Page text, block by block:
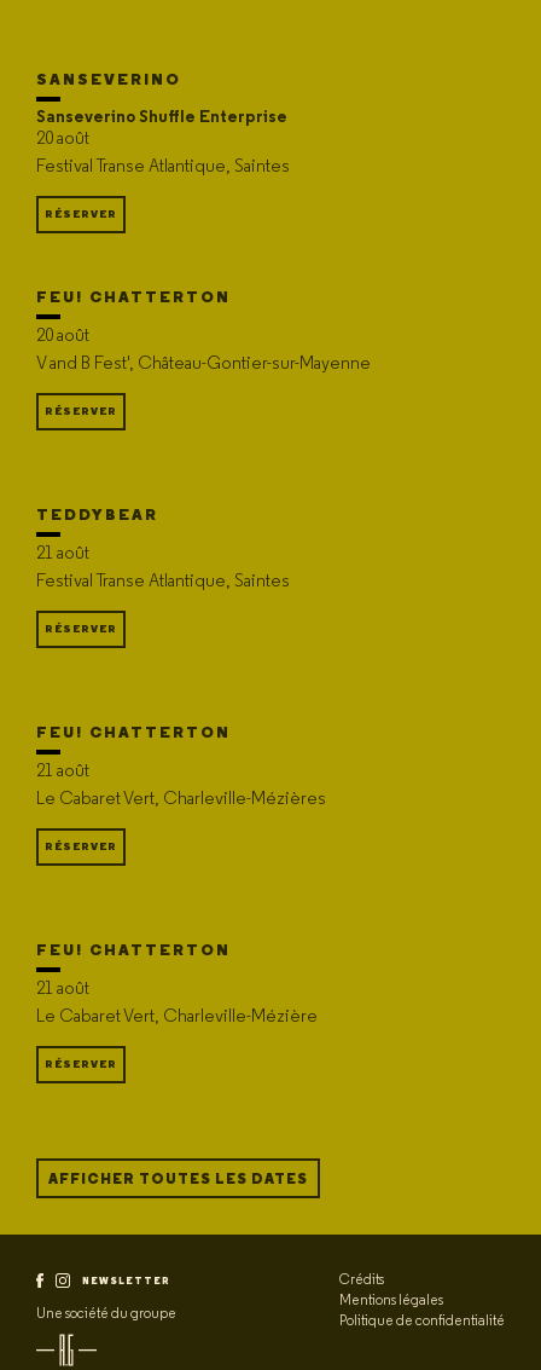
SANSEVERINO
Sanseverino Shuffle Enterprise
20 août
Festival Transe Atlantique, Saintes
RÉSERVER
FEU! CHATTERTON
20 août
V and B Fest', Château-Gontier-sur-Mayenne
RÉSERVER
TEDDYBEAR
21 août
Festival Transe Atlantique, Saintes
RÉSERVER
FEU! CHATTERTON
21 août
Le Cabaret Vert, Charleville-Mézières
RÉSERVER
FEU! CHATTERTON
21 août
Le Cabaret Vert, Charleville-Mézière
RÉSERVER
AFFICHER TOUTES LES DATES
NEWSLETTER
Crédits
Mentions légales
Politique de confidentialité
Une société du groupe